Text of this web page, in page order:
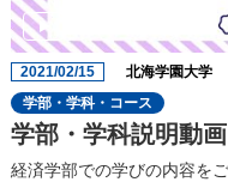
2021/02/15 北海学園大学
学部・学科・コース
学部・学科説明動画
経済学部での学びの内容を